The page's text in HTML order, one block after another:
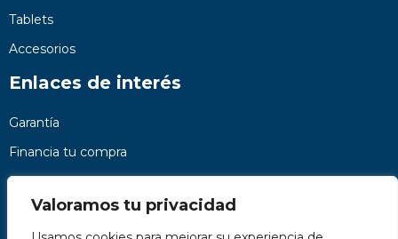
Valoramos tu privacidad
Tablets
Accesorios
Enlaces de interés
Garantía
Financia tu compra
Preguntas frecuentes
Nosotros